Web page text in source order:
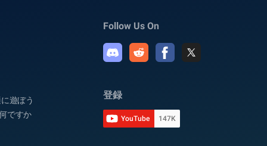
遊ぼう
ですか
Follow Us On
登録
YouTube 147K